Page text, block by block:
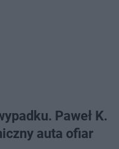
Paweł K.
auta ofiar